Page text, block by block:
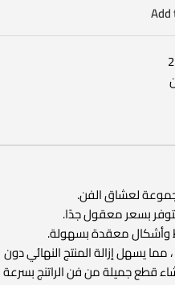
لعشاق الفن.
بسعر معقول جدًا.
وأشكال معقدة بسهولة.
يسهل إزالة المنتج النهائي دون
قطع جميلة من فن الراتنج بسرعة